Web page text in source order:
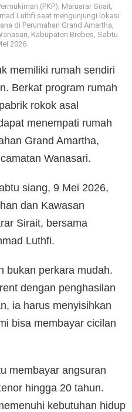
(PKP), Maruarar Sirait,
Luthfi saat mengunjungi lokasi
di Perumahan Grand Amartha,
Kabupaten Brebes, Sabtu
2026.
memiliki rumah sendiri
Berkat program rumah
rokok asal
menempati rumah
Grand Amartha,
Wanasari.
siang, 9 Mei 2026,
dan Kawasan
Sirait, bersama
Luthfi.
bukan perkara mudah.
dengan penghasilan
ia harus menyisihkan
bisa membayar cicilan
membayar angsuran
hingga 20 tahun.
kebutuhan hidup